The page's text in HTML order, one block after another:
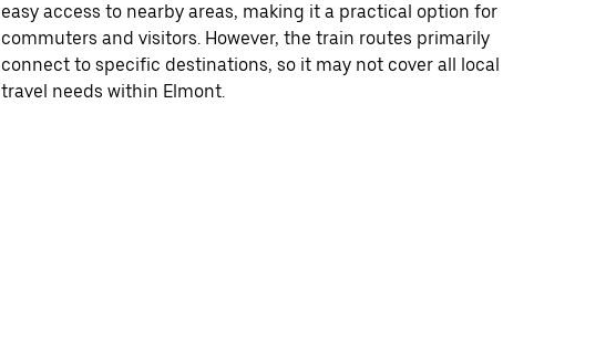
easy access to nearby areas, making it a practical option for
commuters and visitors. However, the train routes primarily
connect to specific destinations, so it may not cover all local
travel needs within Elmont.